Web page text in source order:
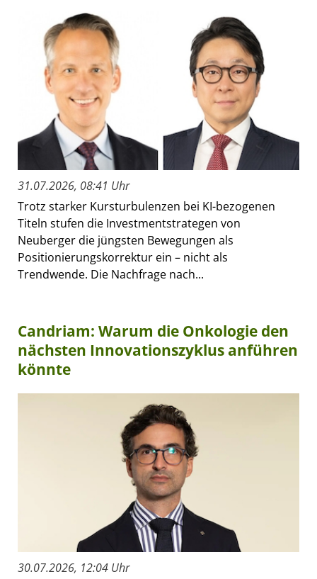
31.07.2026, 08:41 Uhr
Trotz starker Kursturbulenzen bei KI-bezogenen
Titeln stufen die Investmentstrategen von
Neuberger die jüngsten Bewegungen als
Positionierungskorrektur ein – nicht als
Trendwende. Die Nachfrage nach...
Candriam: Warum die Onkologie den
nächsten Innovationszyklus anführen
könnte
30.07.2026, 12:04 Uhr